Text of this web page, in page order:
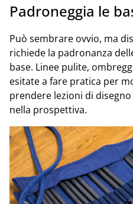
Padroneggia le
Può sembrare ovvio, ma
richiede la padronanza
base. Linee pulite,
esitate a fare pratica per
prendere lezioni di
nella prospettiva.